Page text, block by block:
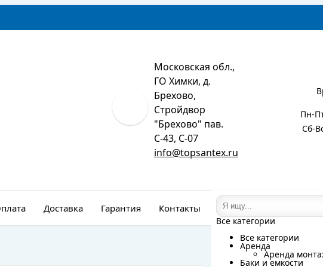
Московская обл.,
ГО Химки, д.
Брехово,
Стройдвор
"Брехово" пав.
С-43, С-07
info@topsantex.ru
Пн-
Сб-
Все категории
Все категории
Аренда
Аренда
Баки и емкости
Все категории
Все категории
Аренда
Аренда
Баки и емкости
Доставка Гарантия Контакты Монтаж